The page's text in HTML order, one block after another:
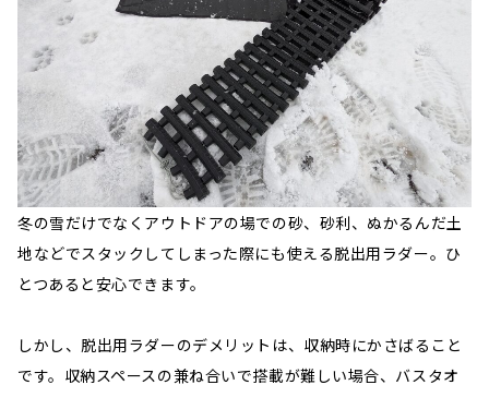
冬の雪だけでなくアウトドアの場での砂、砂利、ぬかるんだ土
地などでスタックしてしまった際にも使える脱出用ラダー。ひ
とつあると安心できます。
しかし、脱出用ラダーのデメリットは、収納時にかさばること
です。収納スペースの兼ね合いで搭載が難しい場合、バスタオ